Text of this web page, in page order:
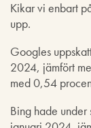
Kikar vi enbart
upp.
Googles
2024, jämfört
med 0,54
Bing hade